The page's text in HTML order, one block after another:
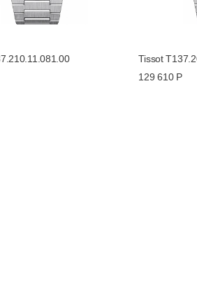
Tissot
129 610 Р